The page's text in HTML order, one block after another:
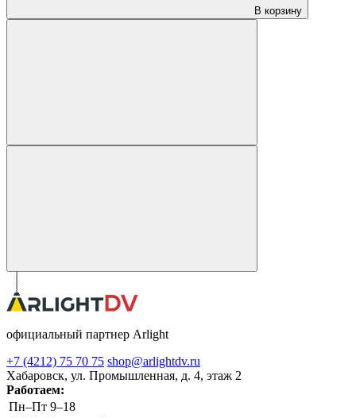
В корзину
официальный партнер Arlight
+7 (4212) 75 70 75 shop@arlightdv.ru
Хабаровск, ул. Промышленная, д. 4, этаж 2
Работаем:
Пн–Пт 9–18